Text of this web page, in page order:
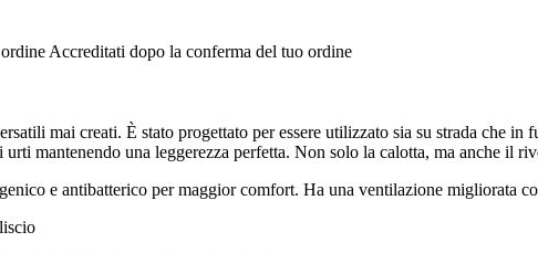
Accreditati dopo la conferma del tuo ordine
mai creati. È stato progettato per essere utilizzato sia su strada che
urti mantenendo una leggerezza perfetta. Non solo la calotta, ma anche il
e antibatterico per maggior comfort. Ha una ventilazione migliorata